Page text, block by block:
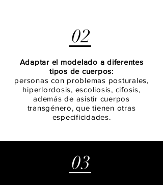
02
Adaptar el modelado a diferentes
tipos de cuerpos:
personas con problemas posturales,
hiperlordosis, escoliosis, cifosis,
además de asistir cuerpos
transgénero, que tienen otras
especificidades.
03